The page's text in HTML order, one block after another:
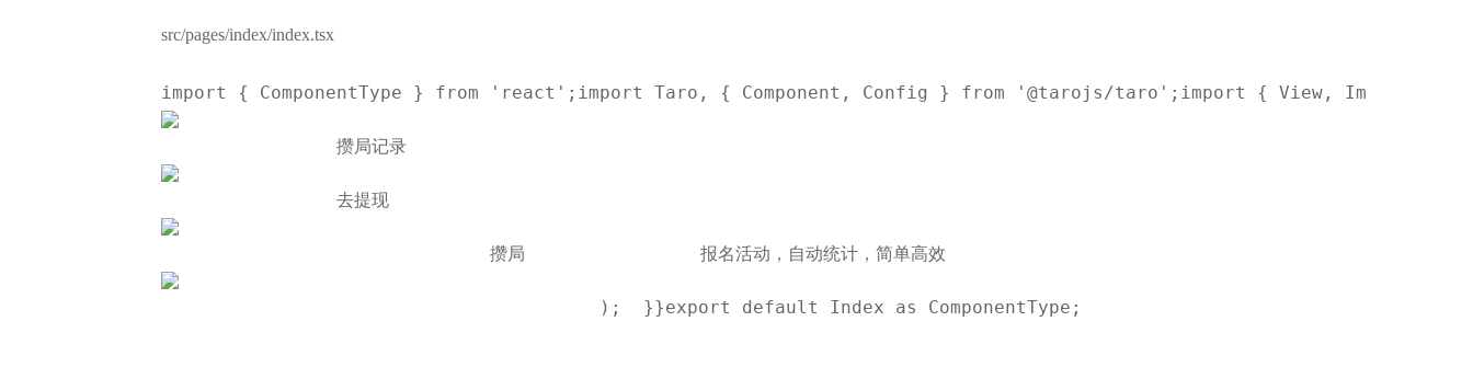
src/pages/index/index.tsx
import { ComponentType } from 'react';import Taro, { Component, Config } from '@tarojs/taro';import { View, Image,
攒局记录
去提现
攒局 报名活动，自动统计，简单高效
    );  }}export default Index as ComponentType;